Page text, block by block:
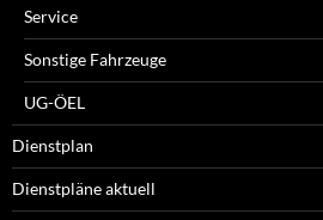
Service
Sonstige Fahrzeuge
UG-ÖEL
Dienstplan
Dienstpläne aktuell